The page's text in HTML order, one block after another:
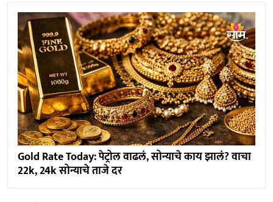
Gold Rate Today: पेट्रोल वाढलं, सोन्याचे काय झालं? वाचा
22k, 24k सोन्याचे ताजे दर